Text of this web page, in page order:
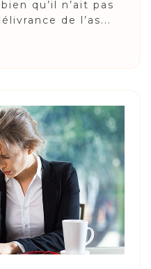
qu’il n’ait pas
de l’as...